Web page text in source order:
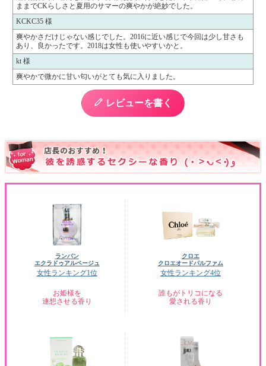
ままでCKらしさと夏用のサマーの爽やかが絶妙でした。
KCKC35 様
爽やかさだけじゃない感じでした。2016に近い感じで今回は少し甘さも
あり、良かったです。2018は女性も使いやすいかと。
kt 様
爽やかで微かに甘い匂いがとても気に入りました。
レビューを書く
ランバン
エクラドゥアルページュ
女性ランキング1位
お姫様を
連想させる香り
クロエ
クロエオードパルファム
女性ランキング4位
誰もがトリコになる
愛される香り